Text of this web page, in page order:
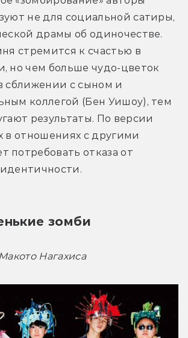
не для социальной сатиры,
драмы об одиночестве.
стремится к счастью в
но чем больше чудо-цветок
сближении с сыном и
коллегой (Бен Уишоу), тем
результаты. По версии
в отношениях с другими
потребовать отказа от
зомби
Нагахиса